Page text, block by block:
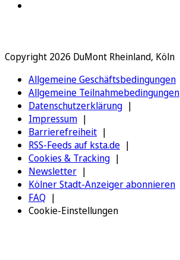
Copyright 2026 DuMont Rheinland, Köln
Allgemeine Geschäftsbedingungen
Allgemeine Teilnahmebedingungen
Datenschutzerklärung
Impressum
Barrierefreiheit
RSS-Feeds auf ksta.de
Cookies & Tracking
Newsletter
Kölner Stadt-Anzeiger abonnieren
FAQ
Cookie-Einstellungen